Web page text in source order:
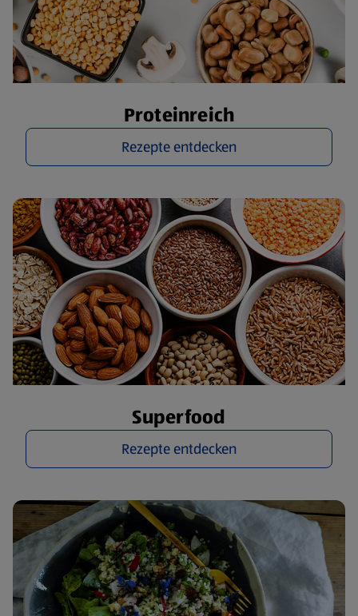
Proteinreich
Rezepte entdecken
Superfood
Rezepte entdecken